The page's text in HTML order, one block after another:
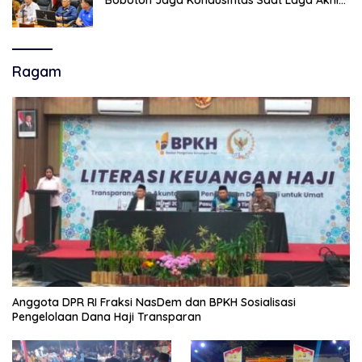
Ragam
Anggota DPR RI Fraksi NasDem dan BPKH Sosialisasi
Pengelolaan Dana Haji Transparan